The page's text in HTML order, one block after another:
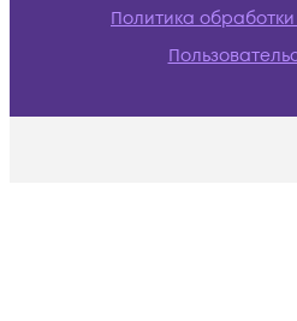
Политика